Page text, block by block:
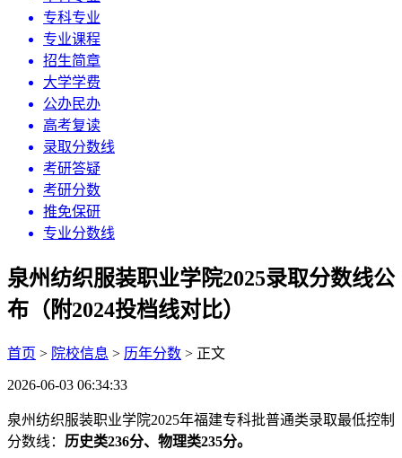
专科专业
专业课程
招生简章
大学学费
公办民办
高考复读
录取分数线
考研答疑
考研分数
推免保研
专业分数线
泉州纺织服装职业学院2025录取分数线公
布（附2024投档线对比）
首页 > 院校信息 > 历年分数 > 正文
2026-06-03 06:34:33
泉州纺织服装职业学院2025年福建专科批普通类录取最低控制
分数线： 历史类236分、物理类235分。